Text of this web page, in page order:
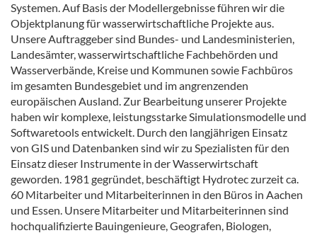
Systemen. Auf Basis der Modellergebnisse führen wir die
Objektplanung für wasserwirtschaftliche Projekte aus.
Unsere Auftraggeber sind Bundes- und Landesministerien,
Landesämter, wasserwirtschaftliche Fachbehörden und
Wasserverbände, Kreise und Kommunen sowie Fachbüros
im gesamten Bundesgebiet und im angrenzenden
europäischen Ausland. Zur Bearbeitung unserer Projekte
haben wir komplexe, leistungsstarke Simulationsmodelle und
Softwaretools entwickelt. Durch den langjährigen Einsatz
von GIS und Datenbanken sind wir zu Spezialisten für den
Einsatz dieser Instrumente in der Wasserwirtschaft
geworden. 1981 gegründet, beschäftigt Hydrotec zurzeit ca.
60 Mitarbeiter und Mitarbeiterinnen in den Büros in Aachen
und Essen. Unsere Mitarbeiter und Mitarbeiterinnen sind
hochqualifizierte Bauingenieure, Geografen, Biologen,